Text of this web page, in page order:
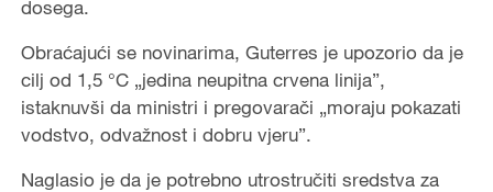
dosega.
Obraćajući se novinarima, Guterres je upozorio da je
cilj od 1,5 °C „jedina neupitna crvena linija”,
istaknuvši da ministri i pregovarači „moraju pokazati
vodstvo, odvažnost i dobru vjeru”.
Naglasio je da je potrebno utrostručiti sredstva za